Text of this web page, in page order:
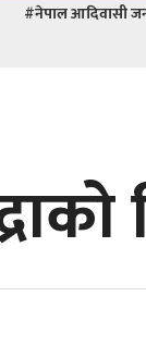
#नेपाल आदिवासी